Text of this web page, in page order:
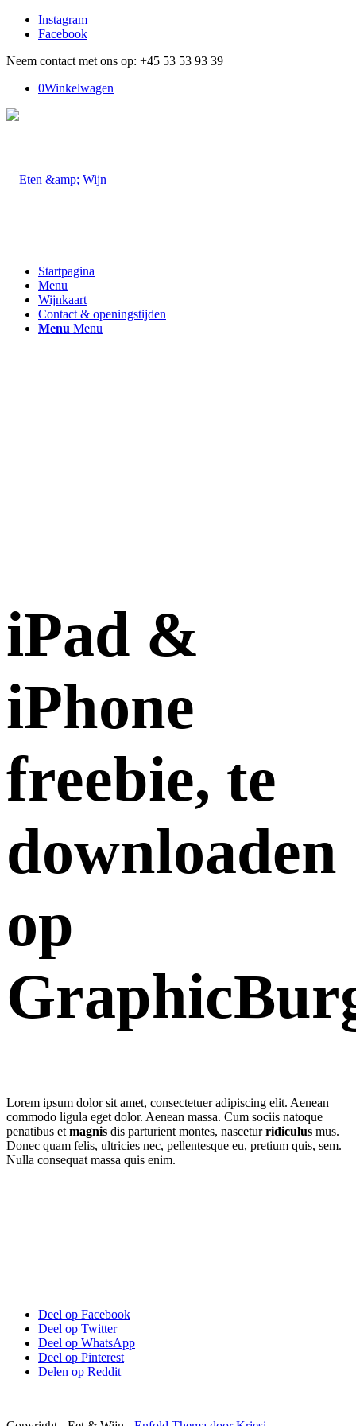
Instagram
Facebook
Neem contact met ons op: +45 53 53 93 39
0Winkelwagen
Startpagina
Menu
Wijnkaart
Contact & openingstijden
Menu Menu
iPad &
iPhone
freebie, te
downloaden
op
Lorem ipsum dolor sit amet, consectetuer adipiscing elit. Aenean
commodo ligula eget dolor. Aenean massa. Cum sociis natoque
penatibus et magnis dis parturient montes, nasceturridiculus mus.
Donec quam felis, ultricies nec, pellentesque eu, pretium quis, sem.
Nulla consequat massa quis enim.
Deel op Facebook
Deel op Twitter
Deel op WhatsApp
Deel op Pinterest
Delen op Reddit